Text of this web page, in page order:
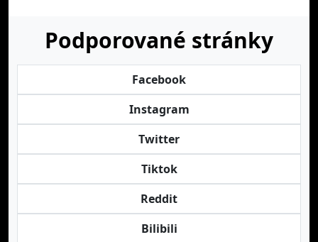
Podporované stránky
Facebook
Instagram
Twitter
Tiktok
Reddit
Bilibili